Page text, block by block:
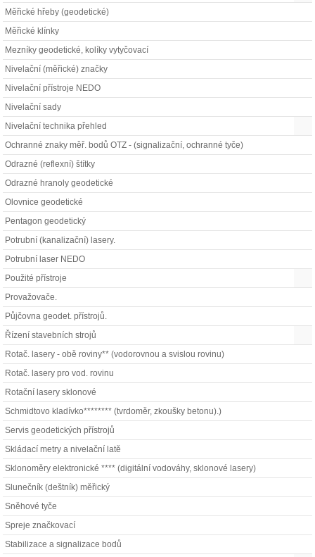
Měřické hřeby (geodetické)
Měřické klínky
Mezníky geodetické, kolíky vytyčovací
Nivelační (měřické) značky
Nivelační přístroje NEDO
Nivelační sady
Nivelační technika přehled
Ochranné znaky měř. bodů OTZ - (signalizační, ochranné tyče)
Odrazné (reflexní) štítky
Odrazné hranoly geodetické
Olovnice geodetické
Pentagon geodetický
Potrubní (kanalizační) lasery.
Potrubní laser NEDO
Použité přístroje
Provažovače.
Půjčovna geodet. přístrojů.
Řízení stavebních strojů
Rotač. lasery - obě roviny** (vodorovnou a svislou rovinu)
Rotač. lasery pro vod. rovinu
Rotační lasery sklonové
Schmidtovo kladívko******** (tvrdoměr, zkoušky betonu).)
Servis geodetických přístrojů
Skládací metry a nivelační latě
Sklonoměry elektronické **** (digitální vodováhy, sklonové lasery)
Slunečník (deštník) měřický
Sněhové tyče
Spreje značkovací
Stabilizace a signalizace bodů